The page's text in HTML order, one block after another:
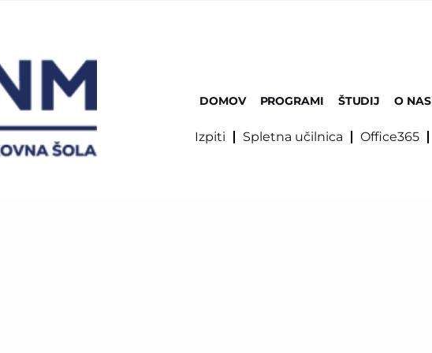
DOMOV PROGRAMI ŠTUDIJ O NAS
Izpiti Spletna učilnica Office365